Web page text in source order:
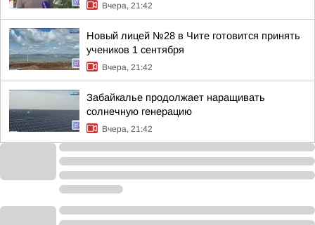
Вчера, 21:42
Новый лицей №28 в Чите готовится принять
учеников 1 сентября
Вчера, 21:42
Забайкалье продолжает наращивать
солнечную генерацию
Вчера, 21:42